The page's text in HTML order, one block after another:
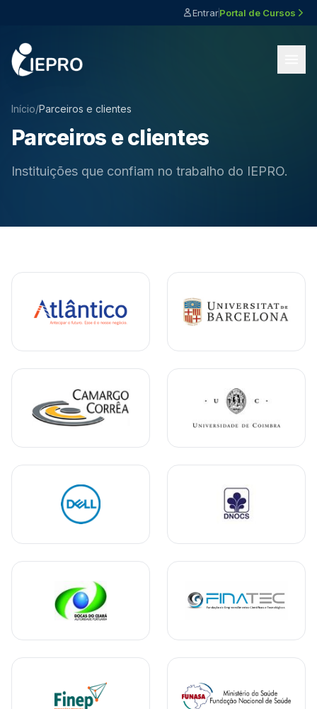
EntrarPortal de Cursos
Início/Parceiros e clientes
Parceiros e clientes
Instituições que confiam no trabalho do IEPRO.